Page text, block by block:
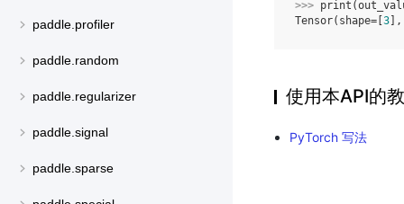
paddle.profiler
paddle.random
paddle.regularizer
paddle.signal
paddle.sparse
>>> print (
Tensor(shape=[ 3
使用本API的
PyTorch 写法